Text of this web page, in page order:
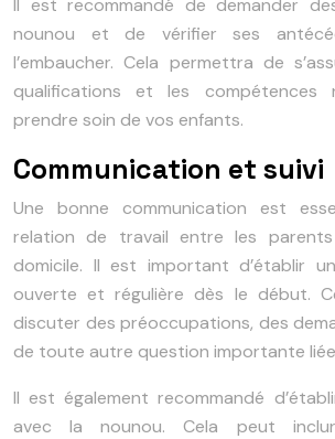
Il est recommandé de demander
nounou et de vérifier ses
l’embaucher. Cela permettra de
qualifications et les compétences
prendre soin de vos enfants.
Communication et suivi
Une bonne communication est
relation de travail entre les
domicile. Il est important d’établir
ouverte et régulière dès le début.
discuter des préoccupations, des
de toute autre question importante
Il est également recommandé
avec la nounou. Cela peut